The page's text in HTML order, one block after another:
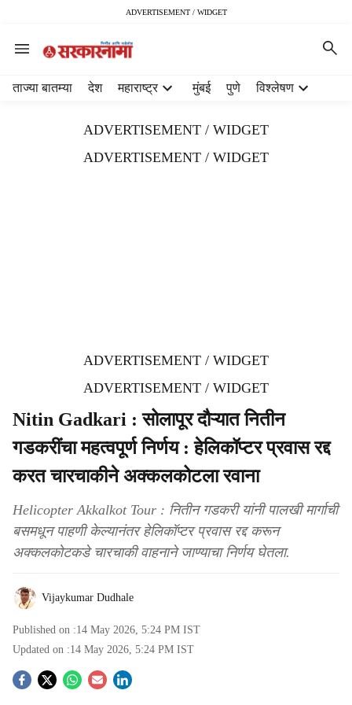
ADVERTISEMENT / WIDGET
ताज्या बातम्या देश महाराष्ट्र मुंबई पुणे विश्लेषण
ADVERTISEMENT / WIDGET
ADVERTISEMENT / WIDGET
ADVERTISEMENT / WIDGET
ADVERTISEMENT / WIDGET
Nitin Gadkari : सोलापूर दौऱ्यात नितीन
गडकरींचा महत्वपूर्ण निर्णय : हेलिकॉप्टर प्रवास रद्द
करत चारचाकीने अक्कलकोटला रवाना
Helicopter Akkalkot Tour : नितीन गडकरी यांनी पालखी मार्गाची
बसमधून पाहणी केल्यानंतर हेलिकॉप्टर प्रवास रद्द करून
अक्कलकोटकडे चारचाकी वाहनाने जाण्याचा निर्णय घेतला.
Vijaykumar Dudhale
Published on :14 May 2026, 5:24 PM IST
Updated on :14 May 2026, 5:24 PM IST
S